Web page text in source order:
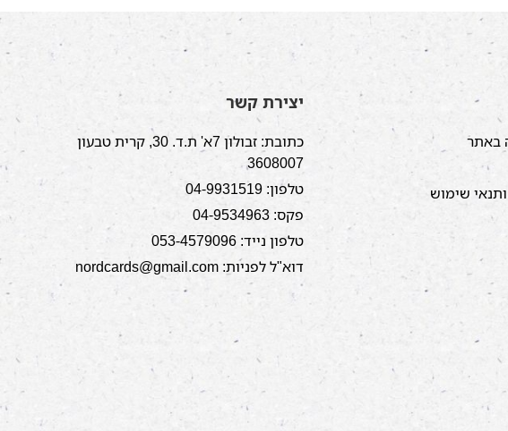
באתר
שימוש
יצירת קשר
כתובת: זבולון 7א' ת.ד. 30, קרית טבעון
3608007
טלפון: 04-9931519
פקס: 04-9534963
טלפון נייד: 053-4579096
דוא"ל לפניות: nordcards@gmail.com